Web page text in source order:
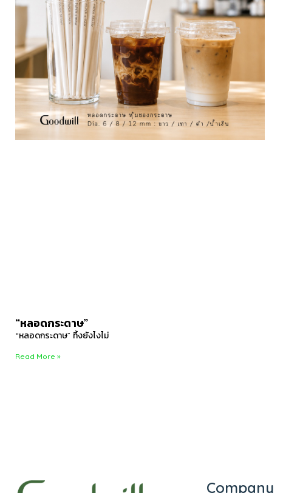
“หลอดกระดาษ”
“หลอดกระดาษ” ทิ้งยังไงไม่
Read More »
Company